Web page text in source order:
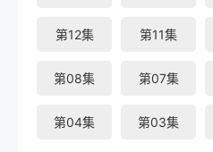
第12集 第11集
第08集 第07集
第04集 第03集